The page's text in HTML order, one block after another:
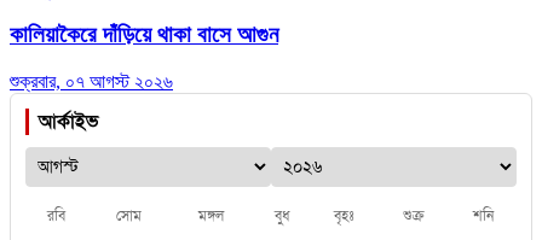
কালিয়াকৈরে দাঁড়িয়ে থাকা বাসে আগুন
শুক্রবার, ০৭ আগস্ট ২০২৬
আর্কাইভ
রবি সোম মঙ্গল বুধ বৃহঃ শুক্র শনি